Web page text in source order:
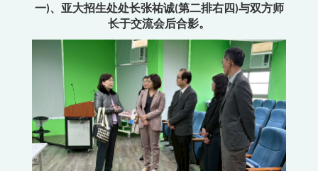
一)、亚大招生处处长张祐诚(第二排右四)与双方师
长于交流会后合影。